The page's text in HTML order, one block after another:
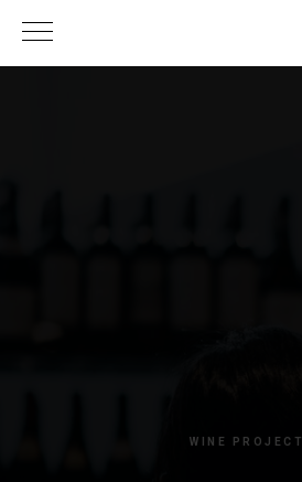
WINE PROJECT